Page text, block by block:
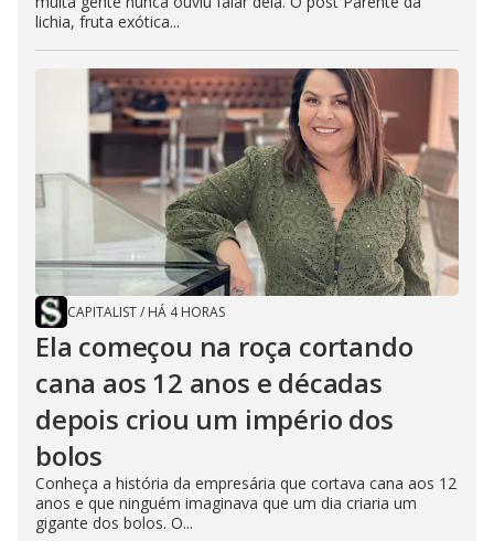
lichia, fruta exótica...
CAPITALIST/ HÁ 4 HORAS
Ela começou na roça cortando
cana aos 12 anos e décadas
depois criou um império dos
bolos
Conheça a história da empresária que cortava cana aos 12
anos e que ninguém imaginava que um dia criaria um
gigante dos bolos. O...